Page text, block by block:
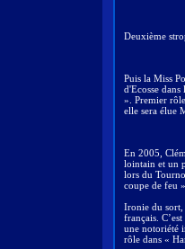
Deuxième
Puis la Miss
d'Ecosse
». Premier
elle sera élue
En 2005,
lointain et un
lors du
coupe de feu
Ironie du sort,
français.
une notoriété
rôle dans «